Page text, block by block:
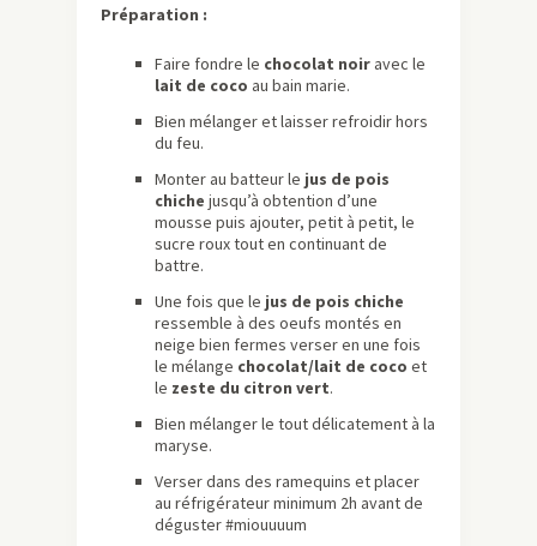
Préparation :
Faire fondre le chocolat noir avec le
lait de coco au bain marie.
Bien mélanger et laisser refroidir hors
du feu.
Monter au batteur le jus de pois
chiche jusqu’à obtention d’une
mousse puis ajouter, petit à petit, le
sucre roux tout en continuant de
battre.
Une fois que le jus de pois chiche
ressemble à des oeufs montés en
neige bien fermes verser en une fois
le mélange chocolat/lait de coco et
le zeste du citron vert.
Bien mélanger le tout délicatement à la
maryse.
Verser dans des ramequins et placer
au réfrigérateur minimum 2h avant de
déguster #miouuuum